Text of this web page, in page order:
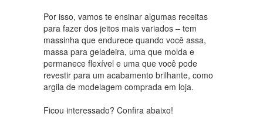
Por isso, vamos te ensinar algumas receitas
para fazer dos jeitos mais variados – tem
massinha que endurece quando você assa,
massa para geladeira, uma que molda e
permanece flexível e uma que você pode
revestir para um acabamento brilhante, como
argila de modelagem comprada em loja.
Ficou interessado? Confira abaixo!